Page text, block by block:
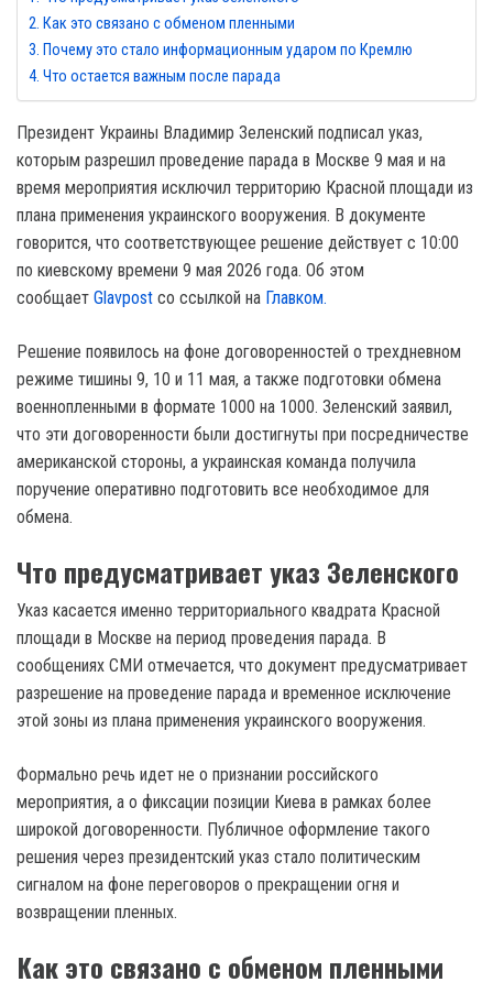
Как это связано с обменом пленными
Почему это стало информационным ударом по Кремлю
Что остается важным после парада
Президент Украины Владимир Зеленский подписал указ,
которым разрешил проведение парада в Москве 9 мая и на
время мероприятия исключил территорию Красной площади из
плана применения украинского вооружения. В документе
говорится, что соответствующее решение действует с 10:00
по киевскому времени 9 мая 2026 года. Об этом
сообщает Glavpost со ссылкой на Главком.
Решение появилось на фоне договоренностей о трехдневном
режиме тишины 9, 10 и 11 мая, а также подготовки обмена
военнопленными в формате 1000 на 1000. Зеленский заявил,
что эти договоренности были достигнуты при посредничестве
американской стороны, а украинская команда получила
поручение оперативно подготовить все необходимое для
обмена.
Что предусматривает указ Зеленского
Указ касается именно территориального квадрата Красной
площади в Москве на период проведения парада. В
сообщениях СМИ отмечается, что документ предусматривает
разрешение на проведение парада и временное исключение
этой зоны из плана применения украинского вооружения.
Формально речь идет не о признании российского
мероприятия, а о фиксации позиции Киева в рамках более
широкой договоренности. Публичное оформление такого
решения через президентский указ стало политическим
сигналом на фоне переговоров о прекращении огня и
возвращении пленных.
Как это связано с обменом пленными